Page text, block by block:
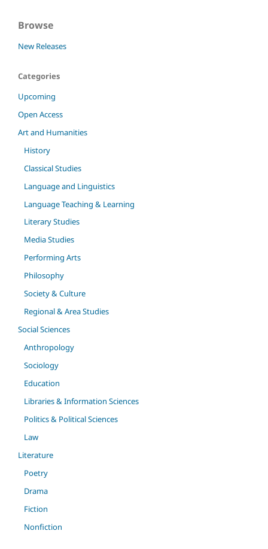
Browse
New Releases
Categories
Upcoming
Open Access
Art and Humanities
History
Classical Studies
Language and Linguistics
Language Teaching & Learning
Literary Studies
Media Studies
Performing Arts
Philosophy
Society & Culture
Regional & Area Studies
Social Sciences
Anthropology
Sociology
Education
Libraries & Information Sciences
Politics & Political Sciences
Law
Literature
Poetry
Drama
Fiction
Nonfiction